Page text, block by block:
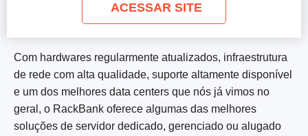
Com hardwares regularmente atualizados, infraestrutura
de rede com alta qualidade, suporte altamente disponível
e um dos melhores data centers que nós já vimos no
geral, o RackBank oferece algumas das melhores
soluções de servidor dedicado, gerenciado ou alugado
ACESSAR SITE